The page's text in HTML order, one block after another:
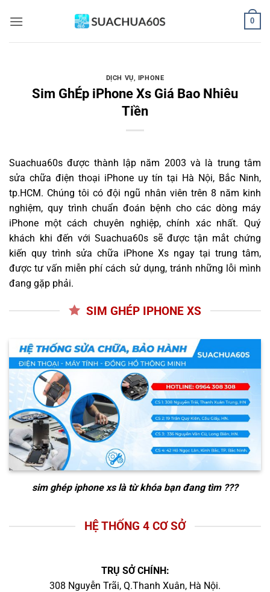
qua
0
DỊCH VỤ, IPHONE
Sim GhÉp iPhone Xs Giá Bao Nhiêu
Tiền
Suachua60s được thành lập năm 2003 và là trung tâm
sửa chữa điện thoại iPhone uy tín tại Hà Nội, Bắc Ninh,
tp.HCM. Chúng tôi có đội ngũ nhân viên trên 8 năm kinh
nghiệm, quy trình chuẩn đoán bệnh cho các dòng máy
iPhone một cách chuyên nghiệp, chính xác nhất. Quý
khách khi đến với Suachua60s sẽ được tận mắt chứng
kiến quy trình sửa chữa iPhone Xs ngay tại trung tâm,
được tư vấn miễn phí cách sử dụng, tránh những lỗi mình
đang gặp phải.
SIM GHÉP IPHONE XS
sim ghép iphone xslà từ khóa bạn đang tìm ???
HỆ THỐNG 4 CƠ SỞ
TRỤ SỞ CHÍNH:
308 Nguyễn Trãi, Q.Thanh Xuân, Hà Nội.